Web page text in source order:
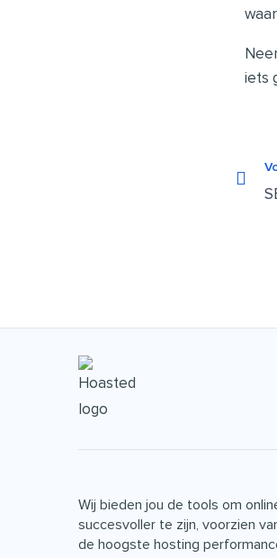
iets
Wij bieden jou de tools om
succesvoller te zijn, voorzien
de hoogste hosting